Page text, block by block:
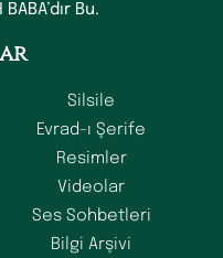
Bu.
Silsile
Evrad-ı Şerife
Resimler
Videolar
Ses Sohbetleri
Bilgi Arşivi